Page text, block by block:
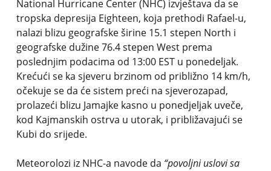
National Hurricane Center (NHC) izvještava da se
tropska depresija Eighteen, koja prethodi Rafael-u,
nalazi blizu geografske širine 15.1 stepen North i
geografske dužine 76.4 stepen West prema
poslednjim podacima od 13:00 EST u ponedeljak.
Krećući se ka sjeveru brzinom od približno 14 km/h,
očekuje se da će sistem preći na sjeverozapad,
prolazeći blizu Jamajke kasno u ponedjeljak uveče,
kod Kajmanskih ostrva u utorak, i približavajući se
Kubi do srijede.
Meteorolozi iz NHC-a navode da “povoljni uslovi sa